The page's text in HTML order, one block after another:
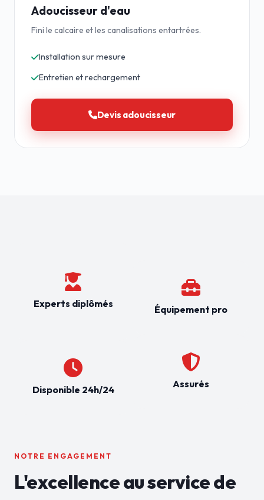
Adoucisseur d'eau
Fini le calcaire et les canalisations entartrées.
Installation sur mesure
Entretien et rechargement
Devis adoucisseur
Experts diplômés
Disponible 24h/24
Équipement pro
Assurés
NOTRE ENGAGEMENT
L'excellence au service de